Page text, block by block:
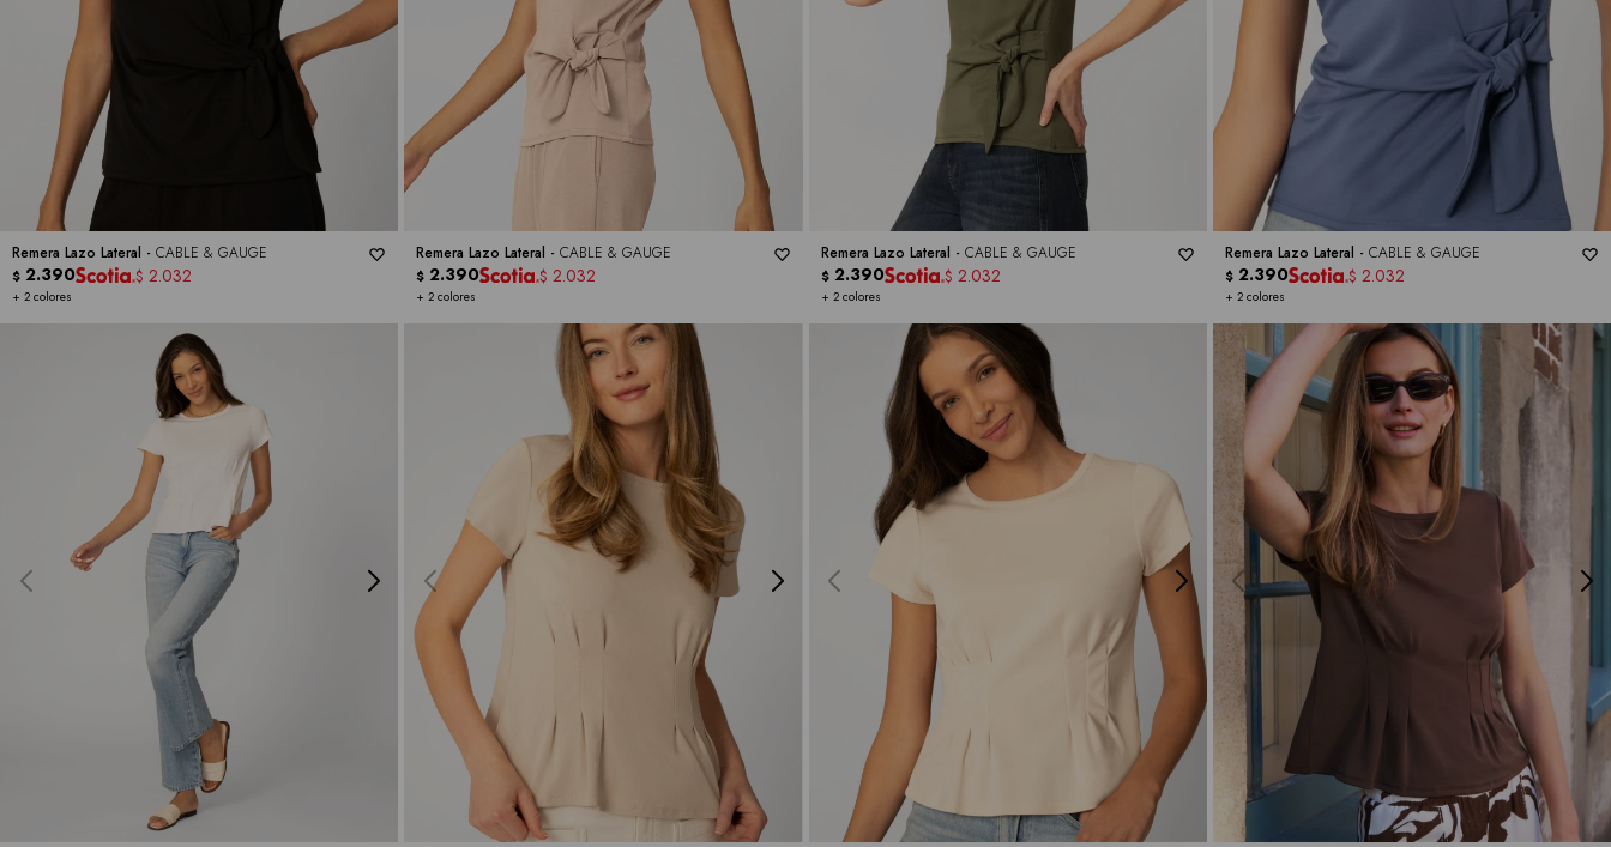
Remera Lazo Lateral - CABLE & GAUGE
+ 2 colores
$ 2.390 $ 2.032
Remera Lazo Lateral -CABLE & GAUGE
+ 2 colores
$ 2.390 $ 2.032
Remera Lazo Lateral - CABLE & GAUGE
+ 2 colores
$ 2.390 $ 2.032
Remera Lazo Lateral - CABLE & GAUGE
+ 2 colores
$ 2.390 $ 2.032